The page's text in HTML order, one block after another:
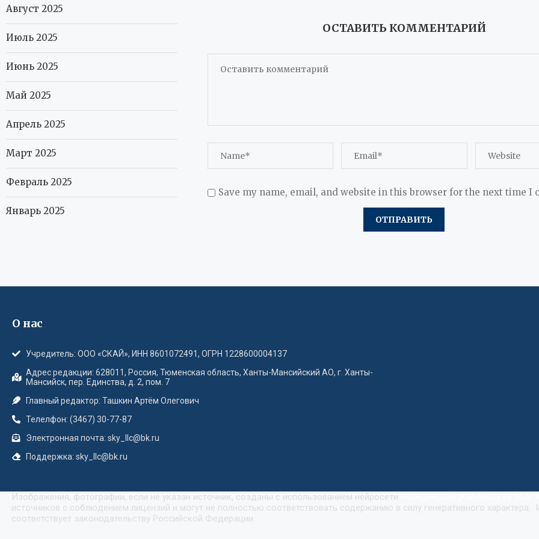
ОСТАВИТЬ КОММЕНТАРИЙ
Save my name, email, and website in this browser for the next time I
Август 2025
Июль 2025
Июнь 2025
Май 2025
Апрель 2025
Март 2025
Февраль 2025
Январь 2025
О нас
Учредитель: ООО «СКАЙ», ИНН 8601072491, ОГРН 1228600004137
Адрес редакции: 628011, Россия, Тюменская область, Ханты-Мансийский АО, г. Ханты-
Мансийск, пер. Единства, д. 2, пом. 7
Главный редактор: Ташкин Артём Олегович
Телелфон: (3467) 30-77-87
Электронная почта: sky_llc@bk.ru
Поддержка: sky_llc@bk.ru
Изображения, фотографии, если не указан источник, созданы с использованием нейросети
источников с соблюдением лицензий и могут не полностью соответствовать содержанию в силу генеративного
соответствует законодательству Российской Федерации.